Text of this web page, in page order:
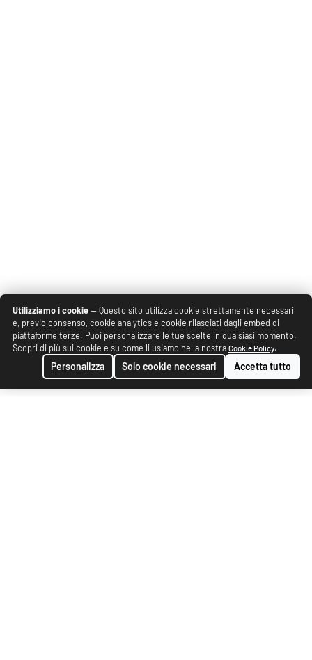
Utilizziamo i cookie— Questo sito utilizza cookie strettamente necessari
e, previo consenso, cookie analytics e cookie rilasciati dagli embed di
piattaforme terze. Puoi personalizzare le tue scelte in qualsiasi momento.
Scopri di più sui cookie e su come li usiamo nella nostra Cookie Policy.
Personalizza Solo cookie necessari Accetta tutto